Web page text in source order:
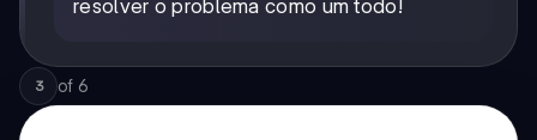
resolver o problema como um todo!
3 of 6